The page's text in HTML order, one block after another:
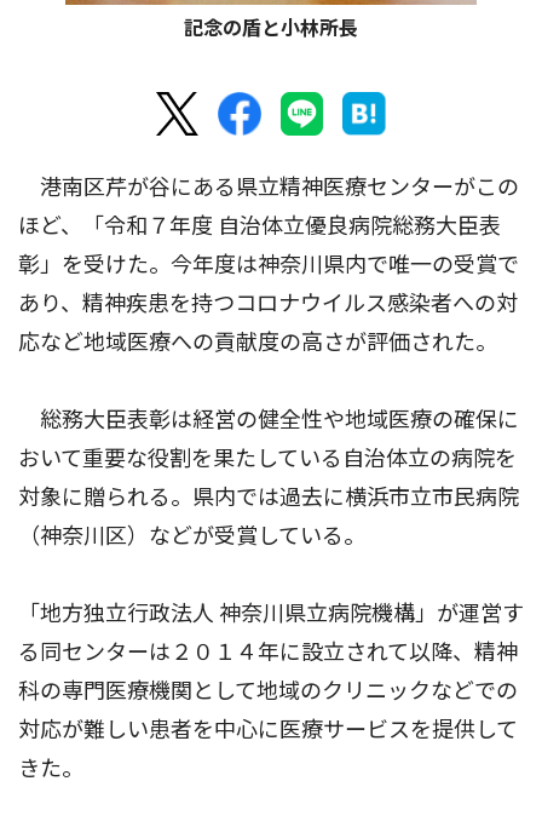
記念の盾と小林所長
港南区芹が谷にある県立精神医療センターがこの
ほど、「令和７年度 自治体立優良病院総務大臣表
彰」を受けた。今年度は神奈川県内で唯一の受賞で
あり、精神疾患を持つコロナウイルス感染者への対
応など地域医療への貢献度の高さが評価された。
総務大臣表彰は経営の健全性や地域医療の確保に
おいて重要な役割を果たしている自治体立の病院を
対象に贈られる。県内では過去に横浜市立市民病院
（神奈川区）などが受賞している。
「地方独立行政法人 神奈川県立病院機構」が運営す
る同センターは２０１４年に設立されて以降、精神
科の専門医療機関として地域のクリニックなどでの
対応が難しい患者を中心に医療サービスを提供して
きた。